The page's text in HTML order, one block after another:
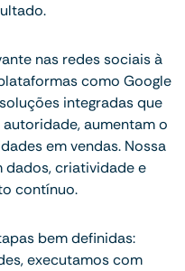
nas redes sociais à
como Google
integradas que
aumentam o
em vendas. Nossa
dados, criatividade e
contínuo.
bem definidas:
executamos com